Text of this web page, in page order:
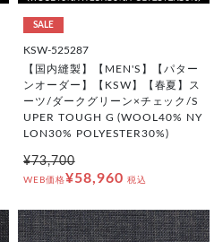
SALE
KSW-525287
【国内縫製】【MEN'S】【パター
ンオーダー】【KSW】【春夏】ス
ーツ/ダークグリーン×チェック/S
UPER TOUGH G (WOOL40% NY
LON30% POLYESTER30%)
¥73,700
WEB価格¥58,960 税込